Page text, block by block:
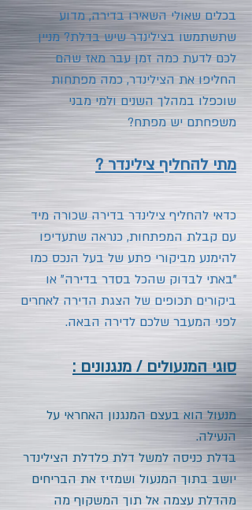
בכלים שאולי השאירו בדירה, מדוע
שתשתמשו בצילינדר שיש בדלת? מניין
לכם לדעת כמה זמן עבר מאז שהם
החליפו את הצילינדר, כמה מפתחות
שוכפלו במהלך השנים ולמי מבני
משפחתם יש מפתח?
מתי להחליף צילינדר ?
כדאי להחליף צילינדר בדירה שכורה מיד
עם קבלת המפתחות, כנראה שתעדיפו
להימנע מביקורי פתע של בעל הנכס כמו
"באתי לבדוק שהכל בסדר בדירה" או
ביקורים תכופים של הצגת הדירה לאחרים
לפני המעבר שלכם לדירה הבאה.
סוגי המנעולים / מנגנונים :
מנעול הוא בעצם המנגנון האחראי על
הנעילה.
בדלת כניסה למשל דלת פלדלת הצילינדר
יושב בתוך המנעול ושמזיז את הבריחים
מהדלת עצמה אל תוך המשקוף מה